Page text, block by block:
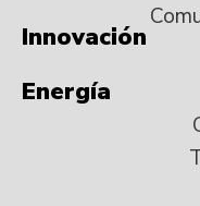
Innovación
Energía